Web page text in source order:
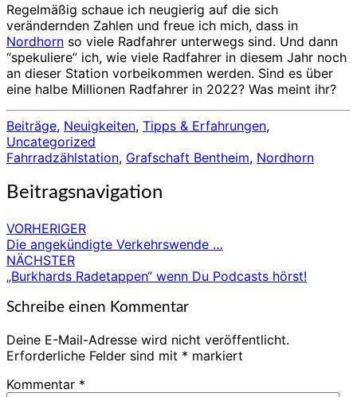
Regelmäßig schaue ich neugierig auf die sich
verändernden Zahlen und freue ich mich, dass in
Nordhorn so viele Radfahrer unterwegs sind. Und dann
“spekuliere” ich, wie viele Radfahrer in diesem Jahr noch
an dieser Station vorbeikommen werden. Sind es über
eine halbe Millionen Radfahrer in 2022? Was meint ihr?
Beiträge, Neuigkeiten, Tipps & Erfahrungen,
Uncategorized
Fahrradzählstation, Grafschaft Bentheim, Nordhorn
Beitragsnavigation
VORHERIGER
Die angekündigte Verkehrswende …
NÄCHSTER
„Burkhards Radetappen“ wenn Du Podcasts hörst!
Schreibe einen Kommentar
Deine E-Mail-Adresse wird nicht veröffentlicht.
Erforderliche Felder sind mit * markiert
Kommentar *